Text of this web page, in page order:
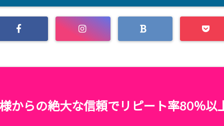
からの絶大な信頼でリピート率80％以